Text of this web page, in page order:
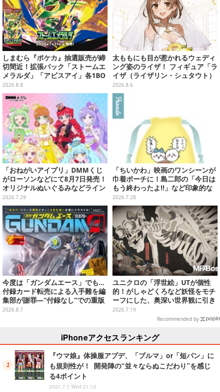
しまむら『ポケカ』抽選販売が締
切間近！拡張パック「ストームエ
メラルダ」「アビスアイ」各1BO
Xをラインナップ
2026.8.8
太ももにも目が惹かれるウェディ
ング姿のライザ！ フィギュア「ラ
イザ（ライザリン・シュタウト）
ウェディングStyle」が8月7日よ
り予約受付開始
2026.8.6
「おねがいアイプリ」DMMくじ
がローソンなどにて8月7日発売！
オリジナルぬいぐるみなどライン
ナップ、各等賞にスペシャルアイ
プリカードが付属
2026.7.29
「ちいかわ」映画のワンシーンが
巾着ポーチに！島二郎の「今日は
もう終わったよ!!」など印象的な
全6種がカプセルトイにて発売
2026.7.28
今度は「ガンダムエース」でも…
付録カード転売による入手難を編
集部が謝罪―“付録なし”での重版
対応を進行中
2026.8.7
ユニクロの「浮世絵」UTが個性
的！がしゃどくろなど妖怪をモチ
ーフにした、奥深い世界観に引き
込まれる
2026.7.19
Recommended by
iPhoneアクセスランキング
『ウマ娘』体操服アプデ、「ブルマ」or「短パン」に
も規則性が！ 開発陣の“並々ならぬこだわり”を感じ
る4ポイント
2021.7.7 Wed 21:13